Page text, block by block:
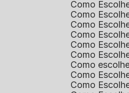
Como
Como
Como
Como
Como
Como
Como
Como
Como